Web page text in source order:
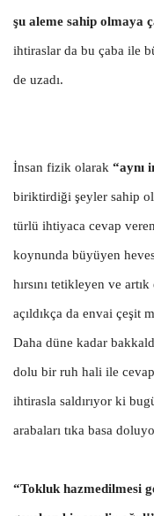
şu aleme sahip olmaya
ihtiraslar da bu çaba ile
de uzadı.
İnsan fizik olarak “aynı
biriktirdiği şeyler sahip
türlü ihtiyaca cevap
koynunda büyüyen
hırsını tetikleyen ve
açıldıkça da envai çeşit
Daha düne kadar
dolu bir ruh hali ile
ihtirasla saldırıyor ki
arabaları tıka basa
“Tokluk hazmedilmesi